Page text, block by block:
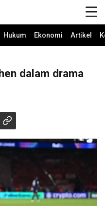
Hukum Ekonomi Artikel
dalam drama